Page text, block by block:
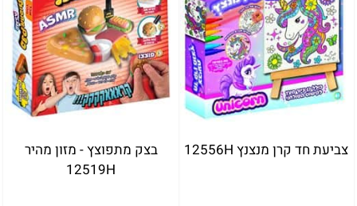
5₪+
צביעת חד קרן מנצנץ 12556H
בצק מתפוצץ - מזון מהיר
12519H